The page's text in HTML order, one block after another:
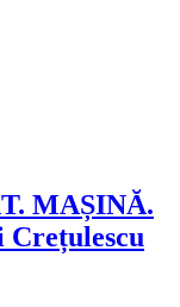
MAȘINĂ.